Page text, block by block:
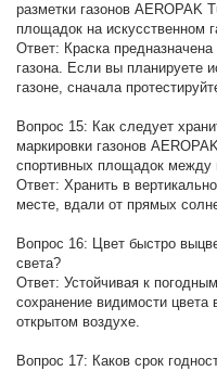
разметки газонов AEROPAK
площадок на искусственном
Ответ: Краска
газона. Если вы планируете
газоне, сначала
Вопрос 15: Как следует
маркировки газонов
спортивных площадок между
Ответ: Хранить в
месте, вдали от прямых
Вопрос 16: Цвет быстро
света?
Ответ: Устойчивая к
сохранение видимости цвета
открытом воздухе.
Вопрос 17: Каков срок